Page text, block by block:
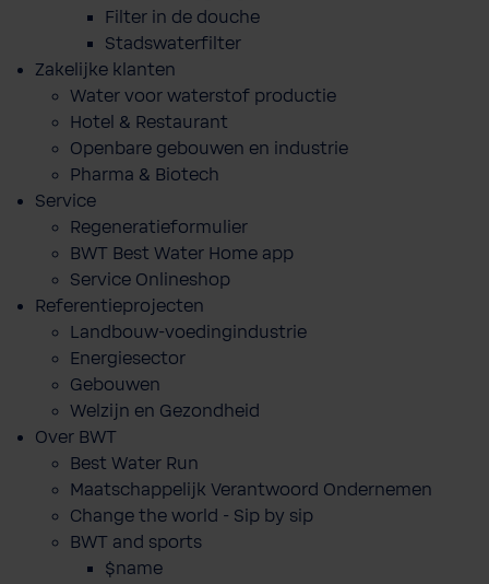
Filter in de douche
Stadswaterfilter
Zakelijke klanten
Water voor waterstof productie
Hotel & Restaurant
Openbare gebouwen en industrie
Pharma & Biotech
Service
Regeneratieformulier
BWT Best Water Home app
Service Onlineshop
Referentieprojecten
Landbouw-voedingindustrie
Energiesector
Gebouwen
Welzijn en Gezondheid
Over BWT
Best Water Run
Maatschappelijk Verantwoord Ondernemen
Change the world - Sip by sip
BWT and sports
$name